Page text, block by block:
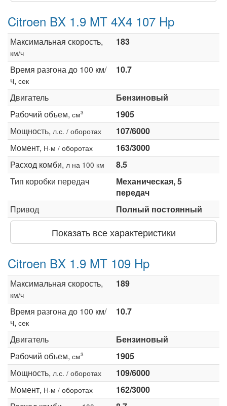
Citroen BX 1.9 MT 4X4 107 Hp
Максимальная скорость,
км/ч
183
Время разгона до 100 км/
ч, сек
10.7
Двигатель
Бензиновый
Рабочий объем, см3
1905
Мощность, л.с. / оборотах
107/6000
Момент, Н·м / оборотах
163/3000
Расход комби, л на 100 км
8.5
Тип коробки передач
Механическая, 5
передач
Привод
Полный постоянный
Показать все характеристики
Citroen BX 1.9 MT 109 Hp
Максимальная скорость,
км/ч
189
Время разгона до 100 км/
ч, сек
10.7
Двигатель
Бензиновый
Рабочий объем, см3
1905
Мощность, л.с. / оборотах
109/6000
Момент, Н·м / оборотах
162/3000